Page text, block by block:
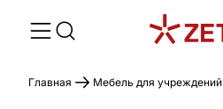
Главная Мебель для учреждений